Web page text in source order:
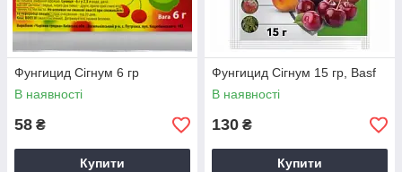
Фунгицид Сігнум 6 гр
В наявності
58 ₴
Купити
Фунгицид Сігнум 15 гр, Basf
В наявності
130 ₴
Купити